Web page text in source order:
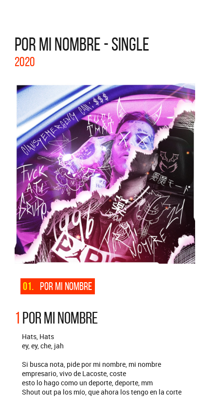
POR MI NOMBRE - SINGLE
2020
01. POR MI NOMBRE
1 POR MI NOMBRE
Hats, Hats
ey, ey, che, jah
Si busca nota, pide por mi nombre, mi nombre
empresario, vivo de Lacoste, coste
esto lo hago como un deporte, deporte, mm
Shout out pa los mío, que ahora los tengo en la corte